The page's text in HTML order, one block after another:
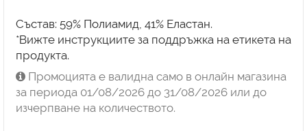
Състав: 59% Полиамид, 41% Еластан.
*Вижте инструкциите за поддръжка на етикета на
продукта.
Промоцията е валидна само в онлайн магазина
за периода 01/08/2026 до 31/08/2026 или до
изчерпване на количеството.